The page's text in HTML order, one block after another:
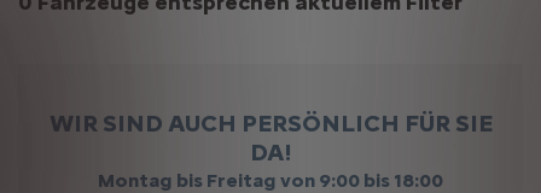
WIR SIND AUCH PERSÖNLICH FÜR SIE
DA!
Montag bis Freitag von 9:00 bis 18:00